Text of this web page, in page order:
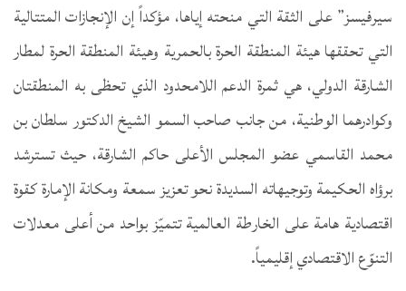
سيرفيسز” على الثقة التي منحته إياها، مؤكداً إن الإنجازات المتتالية
التي تحققها هيئة المنطقة الحرة بالحمرية وهيئة المنطقة الحرة لمطار
الشارقة الدولي، هي ثمرة الدعم اللامحدود الذي تحظى به المنطقتان
وكوادرهما الوطنية، من جانب صاحب السمو الشيخ الدكتور سلطان بن
محمد القاسمي عضو المجلس الأعلى حاكم الشارقة، حيث تسترشد
برؤاه الحكيمة وتوجيهاته السديدة نحو تعزيز سمعة ومكانة الإمارة كقوة
اقتصادية هامة على الخارطة العالمية تتميّز بواحد من أعلى معدلات
التنوّع الاقتصادي إقليمياً.